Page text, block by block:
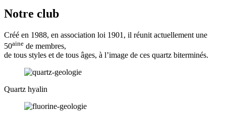
Notre club
Créé en 1988, en association loi 1901, il réunit actuellement une
50aine de membres,
de tous styles et de tous âges, à l’image de ces quartz biterminés.
Quartz hyalin